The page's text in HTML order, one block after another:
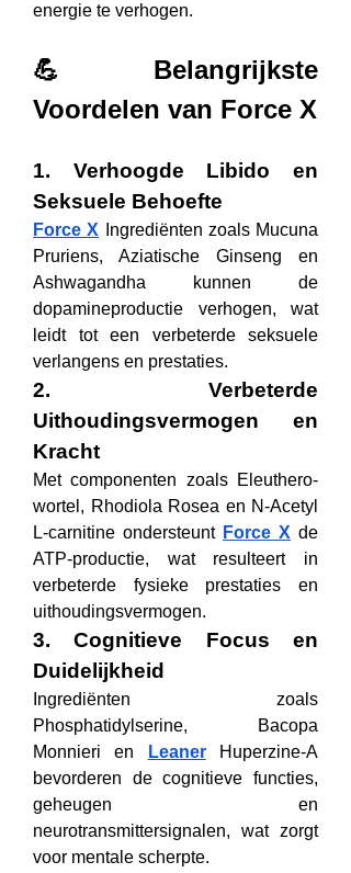
energie te verhogen.
💪 Belangrijkste
Voordelen van Force X
1. Verhoogde Libido en
Seksuele Behoefte
Force X Ingrediënten zoals Mucuna
Pruriens, Aziatische Ginseng en
Ashwagandha kunnen de
dopamineproductie verhogen, wat
leidt tot een verbeterde seksuele
verlangens en prestaties.
2. Verbeterde
Uithoudingsvermogen en
Kracht
Met componenten zoals Eleuthero-
wortel, Rhodiola Rosea en N-Acetyl
L-carnitine ondersteunt Force X de
ATP-productie, wat resulteert in
verbeterde fysieke prestaties en
uithoudingsvermogen.
3. Cognitieve Focus en
Duidelijkheid
Ingrediënten zoals
Phosphatidylserine, Bacopa
Monnieri en
Leaner Huperzine-A
bevorderen de cognitieve functies,
geheugen en
neurotransmittersignalen, wat zorgt
voor mentale scherpte.